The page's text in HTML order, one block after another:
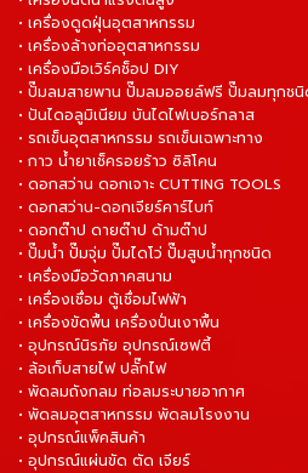
• เครื่องดูดฝุ่นอุตสาหกรรม
• เครื่องล้างท่ออุตสาหกรรม
• เครื่องมือเวิร์คช็อป DIY
• ปั๊มลมสายพาน ปั๊มลมออยล์ฟรี ปั๊มลมทุกช
• ปันไดอลูมิเนียม บันไดไฟเบอร์กลาส
• รถเข็นอุตสาหกรรม รถเข็นเฉพาะทาง
• กาว น้ำยาเช็ครอยร้าว ซิลิโคน
• ดอกสว่าน ดอกเจาะ CUTTING TOOLS
• ดอกสว่าน-ดอกเจียร์คาร์ไบท์
• ดอกต๊าป ดายต๊าป ด้ามต๊าป
• ปั๊มน้ำ ปั๊มจุ่ม ปั๊มไดโว่ ปั๊มสูบน้ำทุกชนิด
• เครื่องมือวัดภาคสนาม
• เครื่องเชื่อม ตู้เชื่อมไฟฟ้า
• เครื่องขัดพื้น เครื่องปั่นเงาพื้น
• อุปกรณ์นิรภัย อุปกรณ์เซฟตี้
• ล้อเก็บสายไฟ ปลั๊กไฟ
• พัดลมถังกลม ท่อลมระบายอากาศ
• พัดลมอุตสาหกรรม พัดลมโรงงาน
• อุปกรณ์แพ็คสินค้า
• อุปกรณ์แผ่นขัด ตัด เจียร์